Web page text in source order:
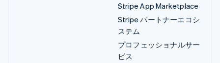
Stripe App Marketplace
Stripe パートナーエコシ
ステム
プロフェッショナルサー
ビス